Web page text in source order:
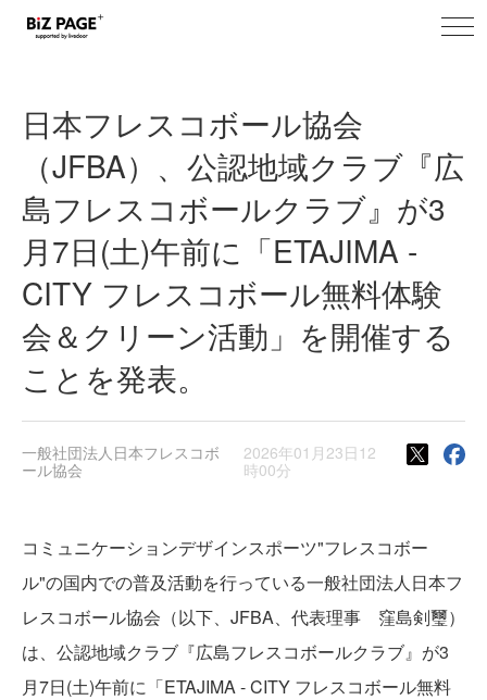
toggle
日本フレスコボール協会
（JFBA）、公認地域クラブ『広
島フレスコボールクラブ』が3
月7日(土)午前に「ETAJIMA -
CITY フレスコボール無料体験
会＆クリーン活動」を開催する
ことを発表。
一般社団法人日本フレスコボ
ール協会
2026年01月23日12
時00分
コミュニケーションデザインスポーツ"フレスコボー
ル"の国内での普及活動を行っている一般社団法人日本フ
レスコボール協会（以下、JFBA、代表理事 窪島剣璽）
は、公認地域クラブ『広島フレスコボールクラブ』が3
月7日(土)午前に「ETAJIMA - CITY フレスコボール無料